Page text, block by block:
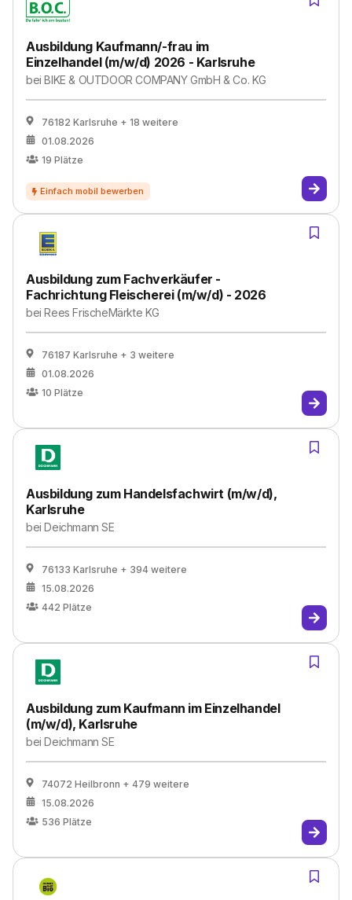
Ausbildung Kaufmann/-frau im
Einzelhandel (m/w/d) 2026 - Karlsruhe
beiBIKE & OUTDOOR COMPANY GmbH & Co. KG
76182 Karlsruhe + 18 weitere
01.08.2026
19 Plätze
Ausbildung zum Fachverkäufer -
Fachrichtung Fleischerei (m/w/d) - 2026
beiRees FrischeMärkte KG
76187 Karlsruhe + 3 weitere
01.08.2026
10 Plätze
Ausbildung zum Handelsfachwirt (m/w/d),
Karlsruhe
beiDeichmann SE
76133 Karlsruhe + 394 weitere
15.08.2026
442 Plätze
Ausbildung zum Kaufmann im Einzelhandel
(m/w/d), Karlsruhe
beiDeichmann SE
74072 Heilbronn + 479 weitere
15.08.2026
536 Plätze